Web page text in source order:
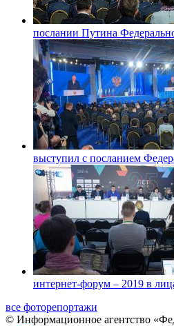
послании Путина
выступил с посланием
интернет-форум – 2019 в
все фоторепортажи
© Информационное агентство